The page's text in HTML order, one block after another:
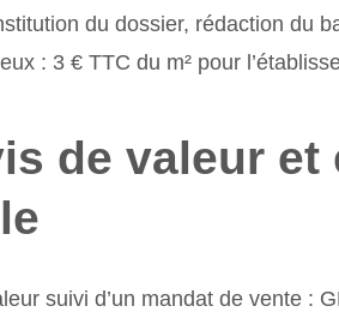
du dossier, rédaction du
: 3 € TTC du m² pour
de valeur
suivi d’un mandat de vente :